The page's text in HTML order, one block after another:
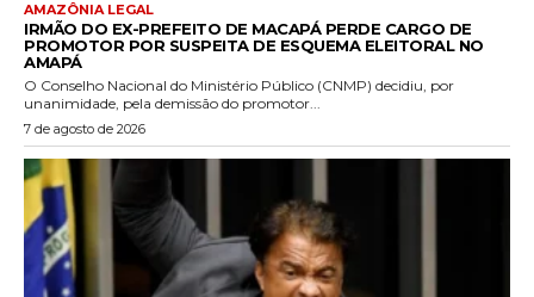
AMAZÔNIA LEGAL
IRMÃO DO EX-PREFEITO DE MACAPÁ PERDE CARGO DE
PROMOTOR POR SUSPEITA DE ESQUEMA ELEITORAL NO
AMAPÁ
O Conselho Nacional do Ministério Público (CNMP) decidiu, por
unanimidade, pela demissão do promotor...
7 de agosto de 2026